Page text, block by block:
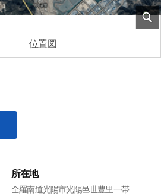
位置図
所在地
全羅南道光陽市光陽邑世豊里一帯